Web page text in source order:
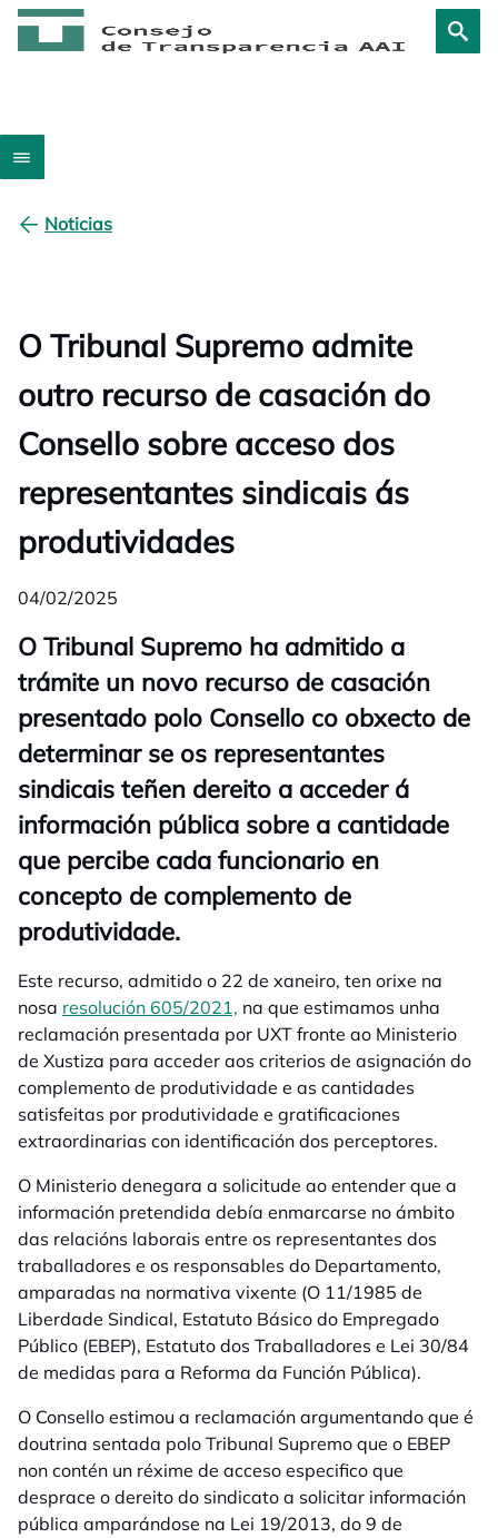
Noticias
O Tribunal Supremo admite
outro recurso de casación do
Consello sobre acceso dos
representantes sindicais ás
produtividades
04/02/2025
O Tribunal Supremo ha admitido a
trámite un novo recurso de casación
presentado polo Consello co obxecto de
determinar se os representantes
sindicais teñen dereito a acceder á
información pública sobre a cantidade
que percibe cada funcionario en
concepto de complemento de
produtividade.
Este recurso, admitido o 22 de xaneiro, ten orixe na
nosa resolución 605/2021, na que estimamos unha
reclamación presentada por UXT fronte ao Ministerio
de Xustiza para acceder aos criterios de asignación do
complemento de produtividade e as cantidades
satisfeitas por produtividade e gratificaciones
extraordinarias con identificación dos perceptores.
O Ministerio denegara a solicitude ao entender que a
información pretendida debía enmarcarse no ámbito
das relacións laborais entre os representantes dos
traballadores e os responsables do Departamento,
amparadas na normativa vixente (O 11/1985 de
Liberdade Sindical, Estatuto Básico do Empregado
Público (EBEP), Estatuto dos Traballadores e Lei 30/84
de medidas para a Reforma da Función Pública).
O Consello estimou a reclamación argumentando que é
doutrina sentada polo Tribunal Supremo que o EBEP
non contén un réxime de acceso especifico que
desprace o dereito do sindicato a solicitar información
pública amparándose na Lei 19/2013, do 9 de